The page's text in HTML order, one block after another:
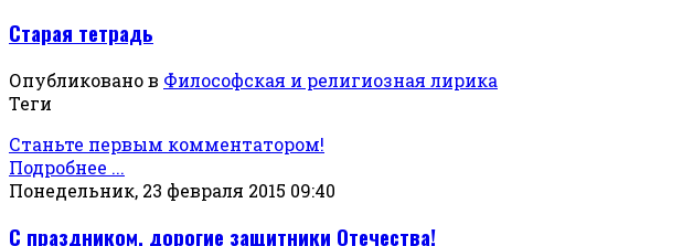
Старая тетрадь
Опубликовано в Философская и религиозная лирика
Теги
Станьте первым комментатором!
Подробнее ...
Понедельник, 23 февраля 2015 09:40
С праздником, дорогие защитники Отечества!